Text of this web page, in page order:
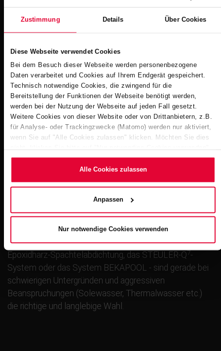
Zustimmung Details Über Cookies
Diese Webseite verwendet Cookies
Bei dem Besuch dieser Webseite werden personenbezogene
Daten verarbeitet und Cookies auf Ihrem Endgerät gespeichert.
Technisch notwendige Cookies, die zwingend für die
Bereitstellung der Funktionen der Webseite benötigt werden,
werden bei der Nutzung der Webseite auf jeden Fall gesetzt.
Weitere Cookies von dieser Website oder von Drittanbietern, z.B.
für Analyse- oder Trackingzwecke (Matomo) werden nur aktiviert,
wenn Sie auf "Alle Cookies zulassen" klicken. Möchten Sie dies
Mehr dazu (einschließlich der Möglichkeit, die
Einwilligungserklärung zu ändern oder zu widerrufen) erfahren Sie
derDatenschutzerklärung.
Alle Cookies zulassen
Anpassen
Nur notwendige Cookies verwenden
mit dem STEULER-Q -System.
Den größten Bauabschnitt realisierte man 2024. Hier
sowie Dampfbad runderneuert. Besonders die
Anbindung an die Bestandsbecken Therapie 1 und 2, die
vor über 20 Jahren ebenso mit dem STEULER-Q
7
System ausgekleidet wurden und immernoch bestens
intakt sind, war eine Herausforderung, die von den
Steuler-Monteuren exzellent gelöst wurde.
Ab 2026 saniert man zudem im dritten und letzten
Bauabschnitt die große Sauna inklusive Beckenkopf des
Saunabeckens, Beckenumgängen und Duschen.
Alles in allem zeigt sich auch hier, dass Steuler
Schwimmbadbau ein verlässlicher Partner bei diversen
Sanierungs- oder Neubauprojekten im Schwimmbadbau,
insbesondere im Gesundheits-/Kursektor, ist. Die
hochwertigen Abdichtungsprodukte - sei es die
Epoxidharz-Spachtelabdichtung, das STEULER-Q7-
System oder das System BEKAPOOL - sind gerade bei
schwierigen Untergründen und aggressiven
Beanspruchungen (Solewasser, Thermalwasser etc.)
die richtige und langlebige Wahl.